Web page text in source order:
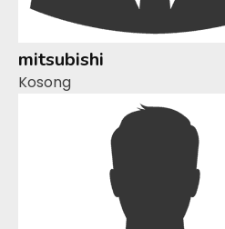
mitsubishi
Kosong